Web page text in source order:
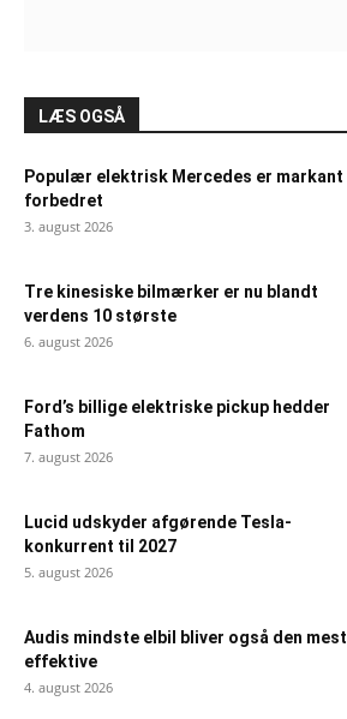
LÆS OGSÅ
Populær elektrisk Mercedes er markant
forbedret
3. august 2026
Tre kinesiske bilmærker er nu blandt
verdens 10 største
6. august 2026
Ford’s billige elektriske pickup hedder
Fathom
7. august 2026
Lucid udskyder afgørende Tesla-
konkurrent til 2027
5. august 2026
Audis mindste elbil bliver også den mest
effektive
4. august 2026